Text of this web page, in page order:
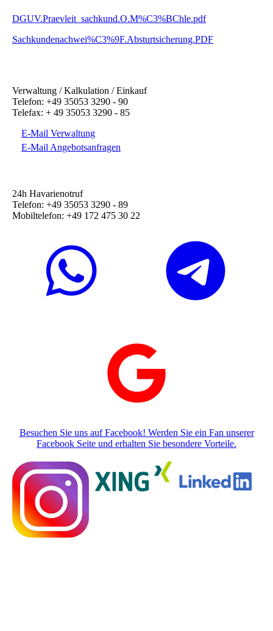
DGUV.Praevleit_sachkund.O.M%C3%BChle.pdf
Sachkundenachwei%C3%9F.Absturtsicherung.PDF
Verwaltung / Kalkulation / Einkauf
Telefon: +49 35053 3290 - 90
Telefax: + 49 35053 3290 - 85
E-Mail Verwaltung
E-Mail Angebotsanfragen
24h Havarienotruf
Telefon: +49 35053 3290 - 89
Mobiltelefon: +49 172 475 30 22
Besuchen Sie uns auf Facebook! Werden Sie ein Fan unserer
Facebook Seite und erhalten Sie besondere Vorteile.